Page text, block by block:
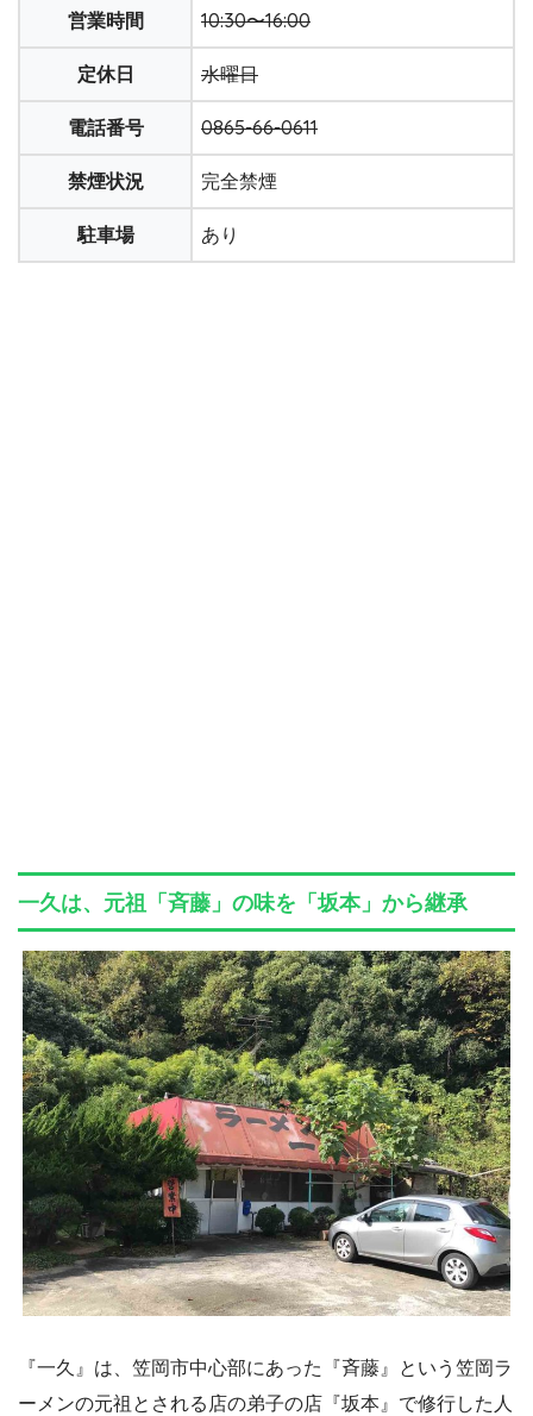
営業時間 10:30〜16:00
定休日 水曜日
電話番号 0865-66-0611
禁煙状況 完全禁煙
駐車場 あり
一久は、元祖「斉藤」の味を「坂本」から継承
『一久』は、笠岡市中心部にあった『斉藤』という笠岡ラ
ーメンの元祖とされる店の弟子の店『坂本』で修行した人